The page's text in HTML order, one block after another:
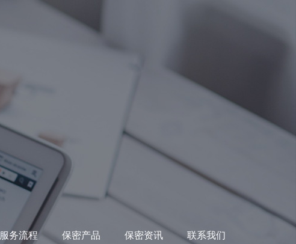
服务流程 保密产品 保密资讯 联系我们